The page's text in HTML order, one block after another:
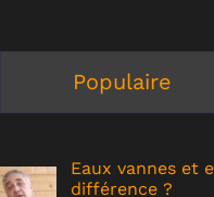
Populaire
Eaux vannes et
différence ?